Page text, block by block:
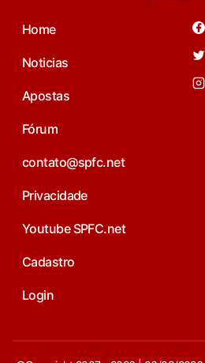
Home
Noticias
Apostas
Fórum
contato@spfc.net
Privacidade
Youtube SPFC.net
Cadastro
Login